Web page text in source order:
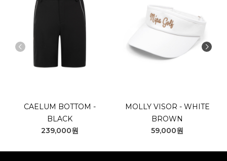
CAELUM BOTTOM -
BLACK
239,000원
MOLLY VISOR - WHITE
BROWN
59,000원